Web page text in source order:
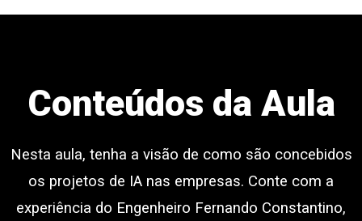
Conteúdos da Aula
Nesta aula, tenha a visão de como são concebidos
os projetos de IA nas empresas. Conte com a
experiência do Engenheiro Fernando Constantino,